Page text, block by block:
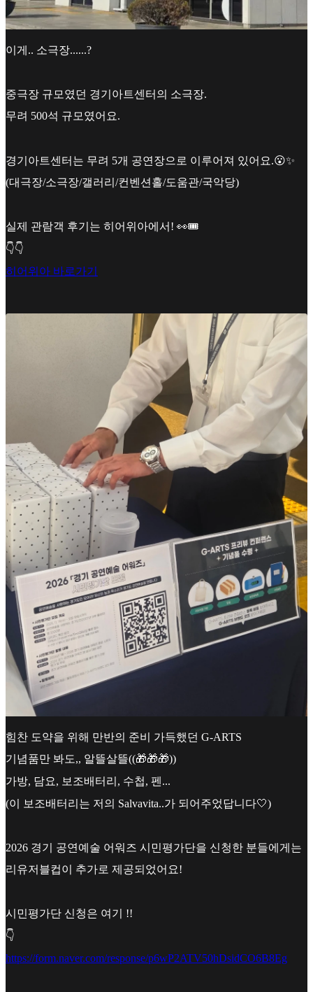
이게.. 소극장......?
중극장 규모였던 경기아트센터의 소극장.
무려 500석 규모였어요.
경기아트센터는 무려 5개 공연장으로 이루어져 있어요.😮✨
(대극장/소극장/갤러리/컨벤션홀/도움관/국악당)
실제 관람객 후기는 히어위아에서! 👀🎟
👇👇
히어위아 바로가기
힘찬 도약을 위해 만반의 준비 가득했던 G-ARTS
기념품만 봐도,, 알뜰살뜰((🎁🎁🎁))
가방, 담요, 보조배터리, 수첩, 펜...
(이 보조배터리는 저의 Salvavita..가 되어주었답니다🤍)
2026 경기 공연예술 어워즈 시민평가단을 신청한 분들에게는
리유저블컵이 추가로 제공되었어요!
시민평가단 신청은 여기 !!
👇
https://form.naver.com/response/p6wP2ATV50hDsidCO6B8Eg